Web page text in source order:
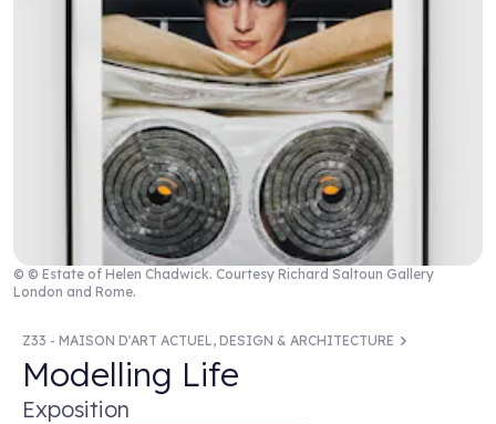
© © Estate of Helen Chadwick. Courtesy Richard Saltoun Gallery
London and Rome.
Z33 - MAISON D'ART ACTUEL, DESIGN & ARCHITECTURE
Modelling Life
Exposition